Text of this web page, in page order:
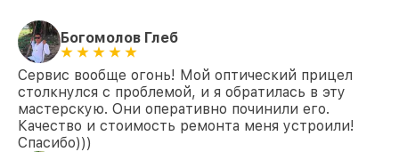
Богомолов Глеб
Сервис вообще огонь! Мой оптический прицел
столкнулся с проблемой, и я обратилась в эту
мастерскую. Они оперативно починили его.
Качество и стоимость ремонта меня устроили!
Спасибо)))